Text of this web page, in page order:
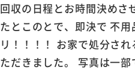
回収の日程とお時間決めさ
たとこのとで、即決で 不
リ！！！！ お家で処分さ
ただきました。 写真は一